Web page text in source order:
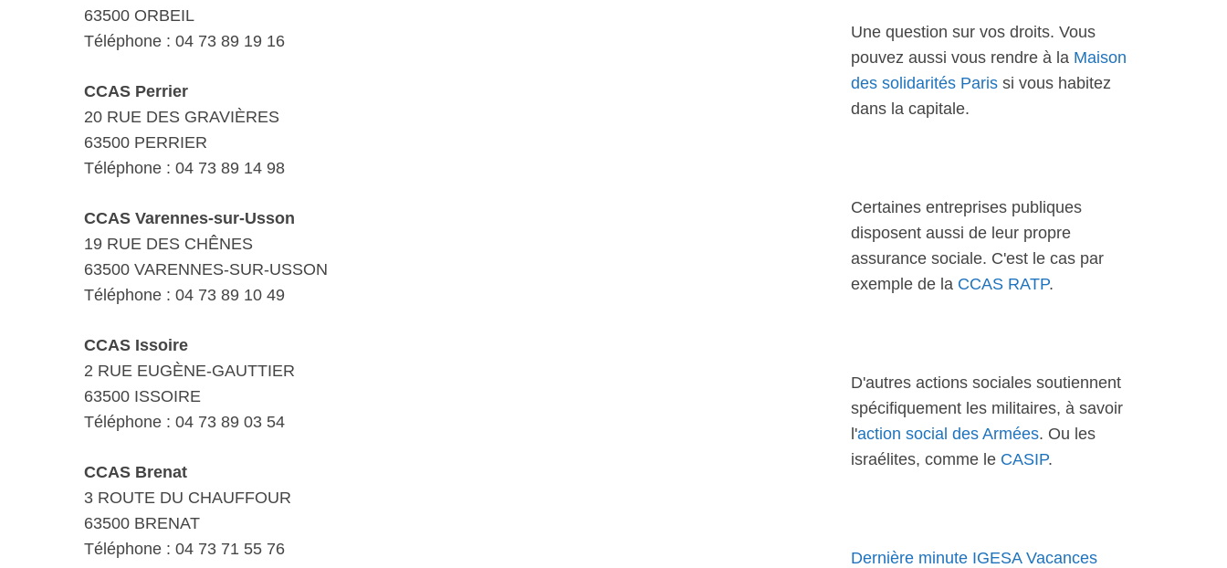
63500 ORBEIL
Téléphone : 04 73 89 19 16
CCAS Perrier
20 RUE DES GRAVIÈRES
63500 PERRIER
Téléphone : 04 73 89 14 98
CCAS Varennes-sur-Usson
19 RUE DES CHÊNES
63500 VARENNES-SUR-USSON
Téléphone : 04 73 89 10 49
CCAS Issoire
2 RUE EUGÈNE-GAUTTIER
63500 ISSOIRE
Téléphone : 04 73 89 03 54
CCAS Brenat
3 ROUTE DU CHAUFFOUR
63500 BRENAT
Téléphone : 04 73 71 55 76
Une question sur vos droits. Vous
pouvez aussi vous rendre à la Maison
des solidarités Paris si vous habitez
dans la capitale.
Certaines entreprises publiques
disposent aussi de leur propre
assurance sociale. C'est le cas par
exemple de la CCAS RATP.
D'autres actions sociales soutiennent
spécifiquement les militaires, à savoir
l'action social des Armées. Ou les
israélites, comme le CASIP.
Dernière minute IGESA Vacances